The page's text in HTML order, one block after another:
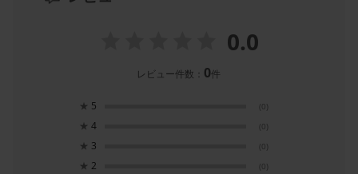
0.0
レビュー件数： 0件
★ 5 (0)
★ 4 (0)
★ 3 (0)
★ 2 (0)